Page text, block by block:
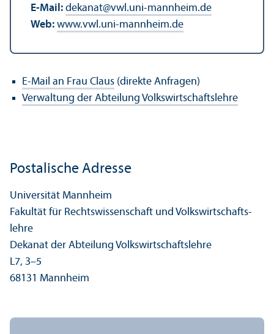
E-Mail: dekanat@vwl.uni-mannheim.de
Web: www.vwl.uni-mannheim.de
E-Mail an Frau Claus (direkte Anfragen)
Verwaltung der Abteilung Volkswirtschafts­lehre
Postalische Adresse
Universität Mannheim
Fakultät für Rechts­wissenschaft und Volkswirtschafts­
lehre
Dekanat der Abteilung Volkswirtschafts­lehre
L7, 3–5
68131 Mannheim